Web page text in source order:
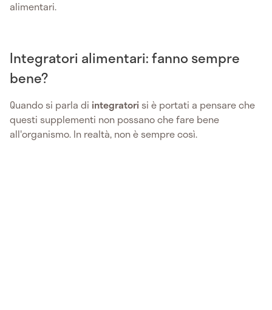
alimentari.
Integratori alimentari: fanno sempre
bene?
Quando si parla di integratori si è portati a pensare che
questi supplementi non possano che fare bene
all'organismo. In realtà, non è sempre così.